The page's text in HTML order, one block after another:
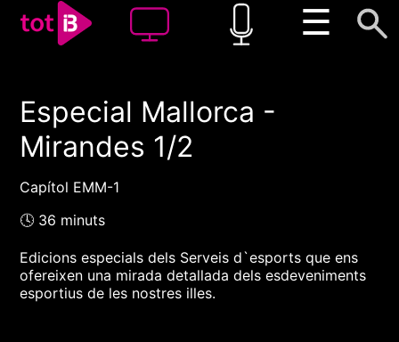
☰
00:00 00:00
1x
Especial Mallorca -
Mirandes 1/2
Capítol EMM-1
🕓 36 minuts
Edicions especials dels Serveis d`esports que ens
ofereixen una mirada detallada dels esdeveniments
esportius de les nostres illes.